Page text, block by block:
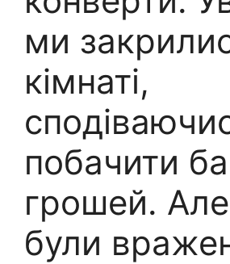
ми
кімнаті,
побачити
грошей.
були